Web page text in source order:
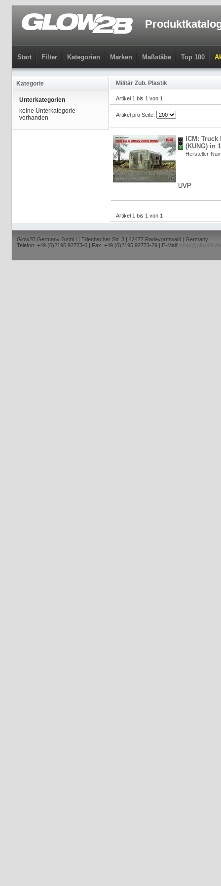
Start Filter Kategorien Marken Maßstäbe Top 100
Kategorie
Unterkategorien
keine Unterkategorie
vorhanden
Militär Zub. Plastik
Artikel 1 bis 1 von 1
Artikel pro Seite:
ICM:
(KUNG) in
Hersteller-
UVP
Artikel 1 bis 1 von 1
Glow2B Germany GmbH | Erlenbacher Str. 3 | 42477 Radevormwald | Germany
Telefon: +49 (0)2195 92773-0 | Fax: +49 (0)2195 92773-29 | E-Mail:
shop@glow2b.de